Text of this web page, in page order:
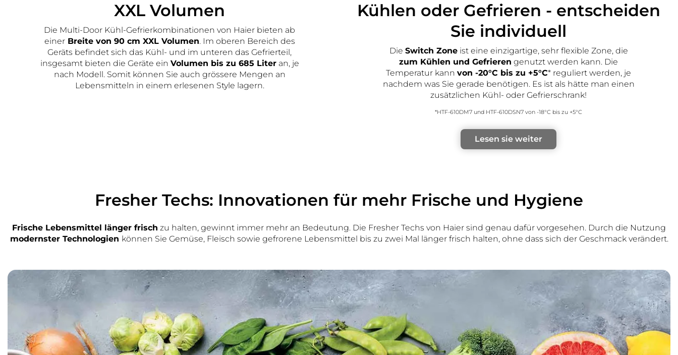
XXL Volumen
Die Multi-Door Kühl-Gefrierkombinationen von Haier bieten ab
einerBreite von 90 cm XXL Volumen. Im oberen Bereich des
Geräts befindet sich das Kühl- und im unteren das Gefrierteil,
insgesamt bieten die Geräte ein Volumen bis zu 685 Literan, je
nach Modell. Somit können Sie auch grössere Mengen an
Lebensmitteln in einem erlesenen Style lagern.
Kühlen oder Gefrieren - entscheiden
Sie individuell
Die Switch Zoneist eine einzigartige, sehr flexible Zone, die
zum Kühlen und Gefrieren genutzt werden kann. Die
Temperatur kann von -20°C bis zu +5°C* reguliert werden, je
nachdem was Sie gerade benötigen. Es ist als hätte man einen
zusätzlichen Kühl- oder Gefrierschrank!
*HTF-610DM7 und HTF-610DSN7 von -18°C bis zu +5°C
Lesen sie weiter
Fresher Techs: Innovationen für mehr Frische und Hygiene
Frische Lebensmittel länger frisch zu halten, gewinnt immer mehr an Bedeutung. Die Fresher Techs von Haier sind genau dafür vorgesehen. Durch die Nutzung
modernster Technologien können Sie Gemüse, Fleisch sowie gefrorene Lebensmittel bis zu zwei Mal länger frisch halten, ohne dass sich der Geschmack verändert.